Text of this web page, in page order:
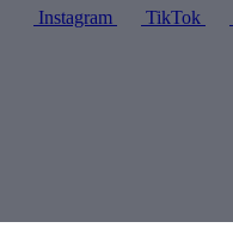
Instagram
TikTok